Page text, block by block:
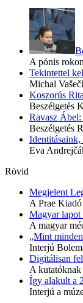
A pónis
Tekintettel
Michal
Koszorús
Beszélgetés
Ravasz
Beszélgetés
Eva
Rövid
Megjelent
A Prae Kiadó
Magyar
A magyar
„Mint
Interjú
Digitálisan
A
Így alakult a
Interjú a